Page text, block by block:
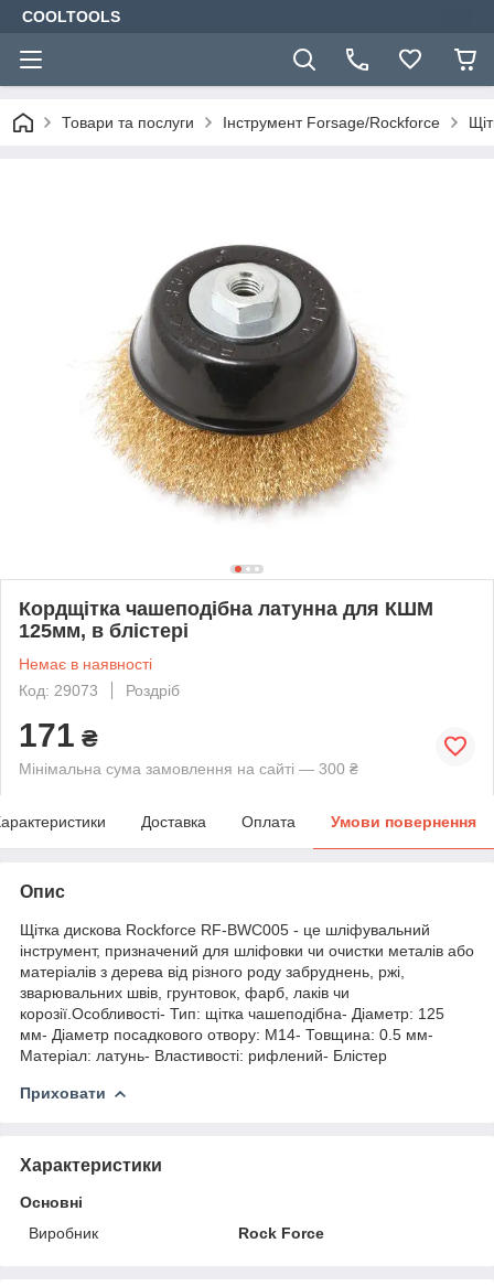
COOLTOOLS
Товари та послуги Інструмент Forsage/Rockforce
Кордщітка чашеподібна латунна для КШМ
125мм, в блістері
Немає в наявності
Код: 29073
Роздріб
171 ₴
Мінімальна сума замовлення на сайті — 300 ₴
Доставка Оплата Умови повернення
Опис
Щітка дискова Rockforce RF-BWC005 - це шліфувальний
інструмент, призначений для шліфовки чи очистки металів або
матеріалів з дерева від різного роду забруднень, ржі,
зварювальних швів, грунтовок, фарб, лаків чи
корозії.Особливості- Тип: щітка чашеподібна- Діаметр: 125
мм- Діаметр посадкового отвору: М14- Товщина: 0.5 мм-
Матеріал: латунь- Властивості: рифлений- Блістер
Приховати
Характеристики
Основні
Виробник
Rock Force